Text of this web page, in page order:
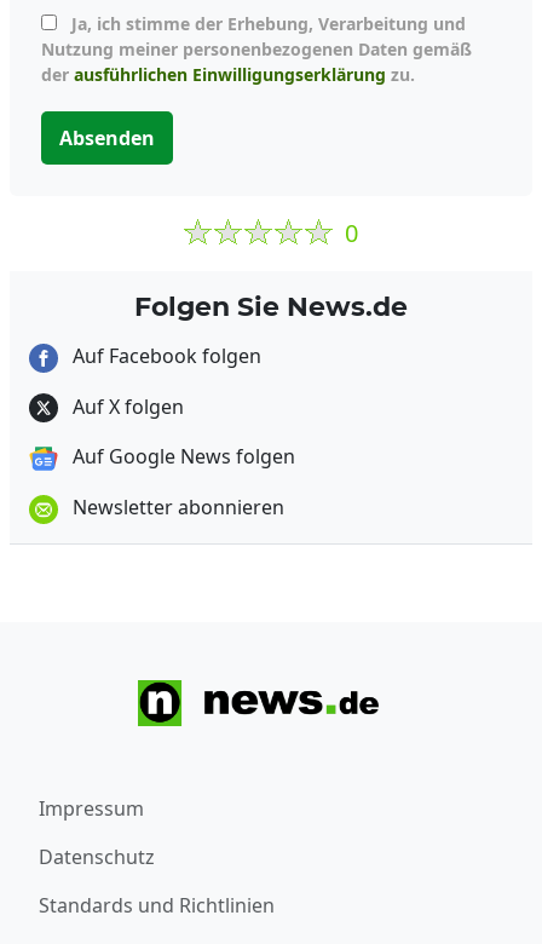
Nutzung meiner personenbezogenen Daten gemäß
der ausführlichen Einwilligungserklärung zu.
Absenden
0
Folgen Sie News.de
Auf Facebook folgen
Auf X folgen
Auf Google News folgen
Newsletter abonnieren
Impressum
Datenschutz
Standards und Richtlinien